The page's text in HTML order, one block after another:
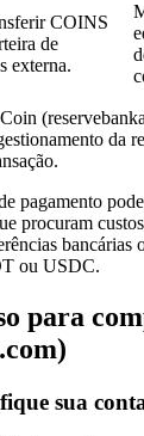
prazo e
COINS
de
externa.
da
pagamento
procuram
bancárias
ou USDC.
para
sua